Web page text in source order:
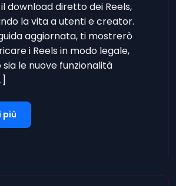
download diretto dei Reels,
la vita a utenti e creator.
aggiornata, ti mostrerò
i Reels in modo legale,
sia le nuove funzionalità
più